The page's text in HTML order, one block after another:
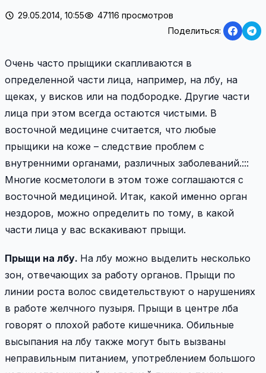
29.05.2014, 10:55
47116 просмотров
Поделиться:
Очень часто прыщики скапливаются в
определенной части лица, например, на лбу, на
щеках, у висков или на подбородке. Другие части
лица при этом всегда остаются чистыми. В
восточной медицине считается, что любые
прыщики на коже – следствие проблем с
внутренними органами, различных заболеваний.:::
Многие косметологи в этом тоже соглашаются с
восточной медициной. Итак, какой именно орган
нездоров, можно определить по тому, в какой
части лица у вас вскакивают прыщи.
Прыщи на лбу. На лбу можно выделить несколько
зон, отвечающих за работу органов. Прыщи по
линии роста волос свидетельствуют о нарушениях
в работе желчного пузыря. Прыщи в центре лба
говорят о плохой работе кишечника. Обильные
высыпания на лбу также могут быть вызваны
неправильным питанием, употреблением большого